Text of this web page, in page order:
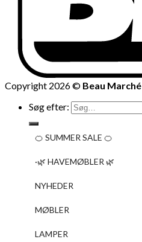
Copyright 2026 © Beau Marché
Søg efter:
🍊 SUMMER SALE 🍊
·🌿 HAVEMØBLER 🌿
NYHEDER
MØBLER
LAMPER